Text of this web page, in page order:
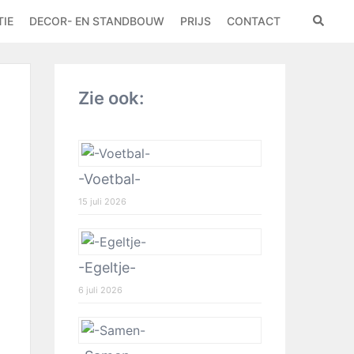
DECOR- EN STANDBOUW PRIJS CONTACT
Zie ook:
-Voetbal-
15 juli 2026
-Egeltje-
6 juli 2026